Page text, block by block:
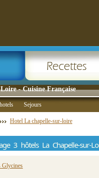
- Cuisine Française
Sejours
Hotel La chapelle-sur-loire
3 hôtels La Chapelle-sur-
Glycines